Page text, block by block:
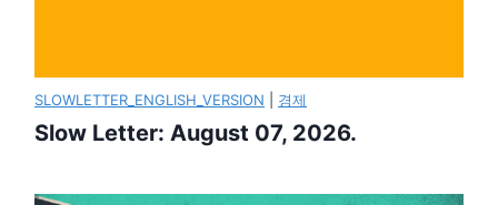
SLOWLETTER_ENGLISH_VERSION 경제
Slow Letter: August 07, 2026.